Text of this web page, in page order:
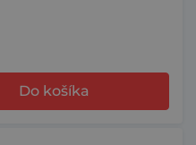
Do košíka